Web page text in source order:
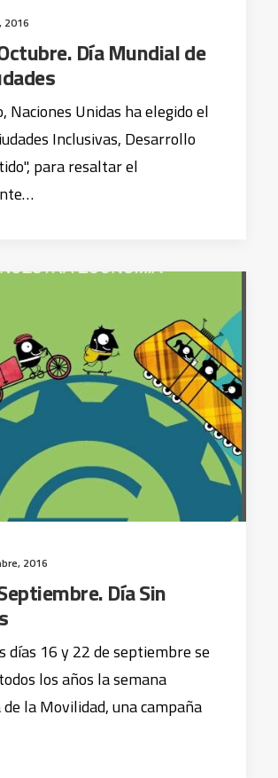
2016
Día Mundial de
Naciones Unidas ha elegido el
Inclusivas, Desarrollo
para resaltar el
2016
Día Sin
días 16 y 22 de septiembre se
los años la semana
de la Movilidad, una campaña